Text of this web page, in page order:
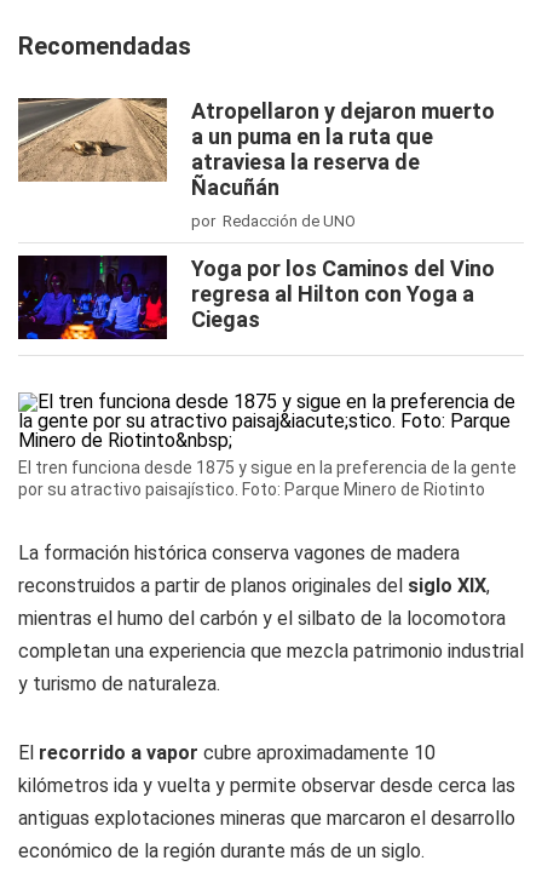
Recomendadas
Atropellaron y dejaron muerto
a un puma en la ruta que
atraviesa la reserva de
Ñacuñán
por Redacción de UNO
Yoga por los Caminos del Vino
regresa al Hilton con Yoga a
Ciegas
El tren funciona desde 1875 y sigue en la preferencia de la gente
por su atractivo paisajístico. Foto: Parque Minero de Riotinto
La formación histórica conserva vagones de madera
reconstruidos a partir de planos originales del siglo XIX,
mientras el humo del carbón y el silbato de la locomotora
completan una experiencia que mezcla patrimonio industrial
y turismo de naturaleza.
El recorrido a vapor cubre aproximadamente 10
kilómetros ida y vuelta y permite observar desde cerca las
antiguas explotaciones mineras que marcaron el desarrollo
económico de la región durante más de un siglo.